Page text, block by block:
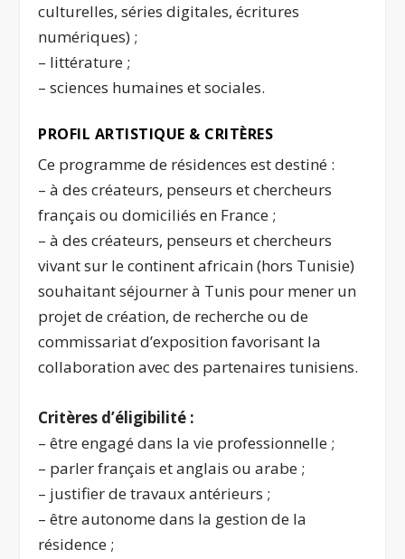
culturelles, séries digitales, écritures
numériques) ;
– littérature ;
– sciences humaines et sociales.
PROFIL ARTISTIQUE & CRITÈRES
Ce programme de résidences est destiné :
– à des créateurs, penseurs et chercheurs
français ou domiciliés en France ;
– à des créateurs, penseurs et chercheurs
vivant sur le continent africain (hors Tunisie)
souhaitant séjourner à Tunis pour mener un
projet de création, de recherche ou de
commissariat d’exposition favorisant la
collaboration avec des partenaires tunisiens.
Critères d’éligibilité :
– être engagé dans la vie professionnelle ;
– parler français et anglais ou arabe ;
– justifier de travaux antérieurs ;
– être autonome dans la gestion de la
résidence ;